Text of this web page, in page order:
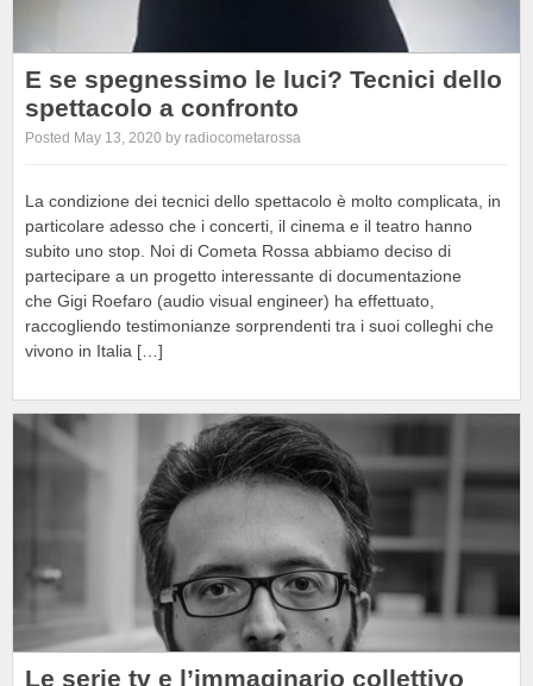
E se spegnessimo le luci? Tecnici dello
spettacolo a confronto
Posted May 13, 2020 by radiocometarossa
La condizione dei tecnici dello spettacolo è molto complicata, in
particolare adesso che i concerti, il cinema e il teatro hanno
subito uno stop. Noi di Cometa Rossa abbiamo deciso di
partecipare a un progetto interessante di documentazione
che Gigi Roefaro (audio visual engineer) ha effettuato,
raccogliendo testimonianze sorprendenti tra i suoi colleghi che
vivono in Italia […]
Le serie tv e l’immaginario collettivo